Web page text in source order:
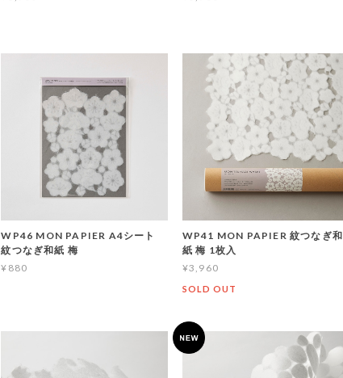
WP46 MON PAPIER A4シート
紋つなぎ和紙 梅
¥880
WP41 MON PAPIER 紋つなぎ和
紙 梅 1枚入
¥3,960
SOLD OUT